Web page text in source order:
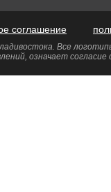
соглашение
Все
означает